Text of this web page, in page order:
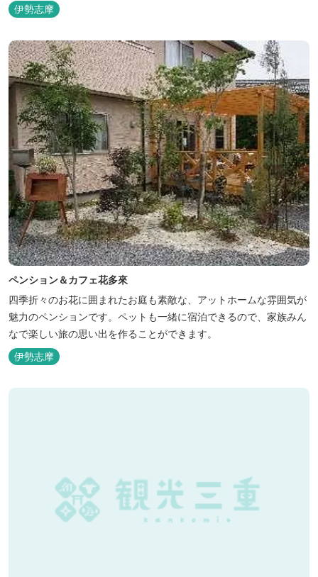
っしゃいませんか？
伊勢志摩
ペンション＆カフェ花多來
四季折々のお花に囲まれたお庭も素敵な、アットホームな雰囲気が
魅力のペンションです。ペットも一緒に宿泊できるので、家族みん
なで楽しい旅の思い出を作ることができます。
伊勢志摩